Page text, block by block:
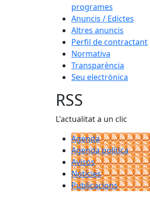
programes
Anuncis / Edictes
Altres anuncis
Perfil de contractant
Normativa
Transparència
Seu electrònica
RSS
L'actualitat a un clic
Agenda
Agenda política
Avisos
Notícies
Publicacions